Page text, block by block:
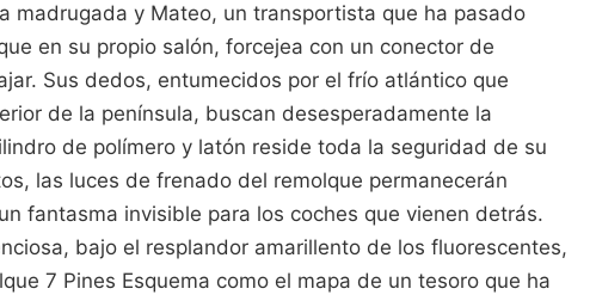
madrugada y Mateo, un transportista que ha pasado
en su propio salón, forcejea con un conector de
Sus dedos, entumecidos por el frío atlántico que
de la península, buscan desesperadamente la
de polímero y latón reside toda la seguridad de su
las luces de frenado del remolque permanecerán
fantasma invisible para los coches que vienen detrás.
bajo el resplandor amarillento de los fluorescentes,
7 Pines Esquema como el mapa de un tesoro que ha